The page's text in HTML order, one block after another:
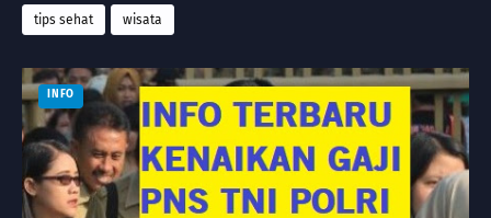
tips sehat wisata
INFO